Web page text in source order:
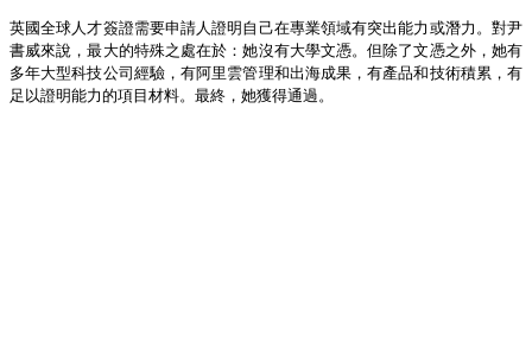
英國全球人才簽證需要申請人證明自己在專業領域有突出能力或潛力。對尹
書威來說，最大的特殊之處在於：她沒有大學文憑。但除了文憑之外，她有
多年大型科技公司經驗，有阿里雲管理和出海成果，有產品和技術積累，有
足以證明能力的項目材料。最終，她獲得通過。